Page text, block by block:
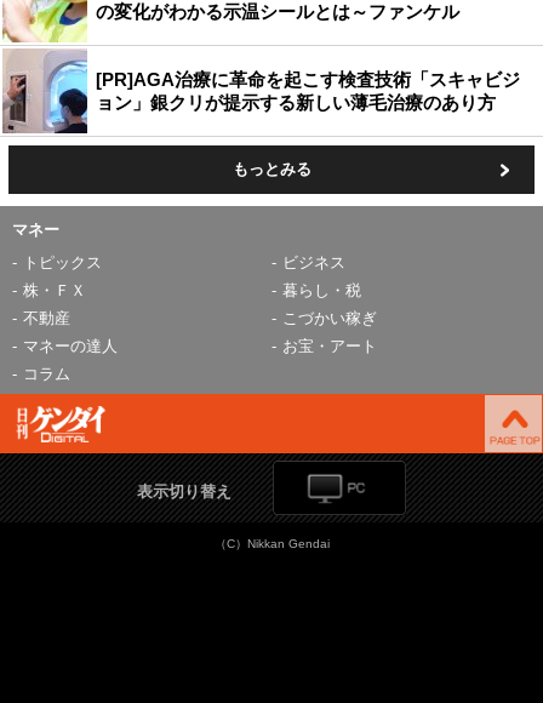
の変化がわかる示温シールとは～ファンケル
[PR]AGA治療に革命を起こす検査技術「スキャビジ
ョン」銀クリが提示する新しい薄毛治療のあり方
もっとみる
マネー
トピックス
ビジネス
株・ＦＸ
暮らし・税
不動産
こづかい稼ぎ
マネーの達人
お宝・アート
コラム
表示切り替え
（C）Nikkan Gendai